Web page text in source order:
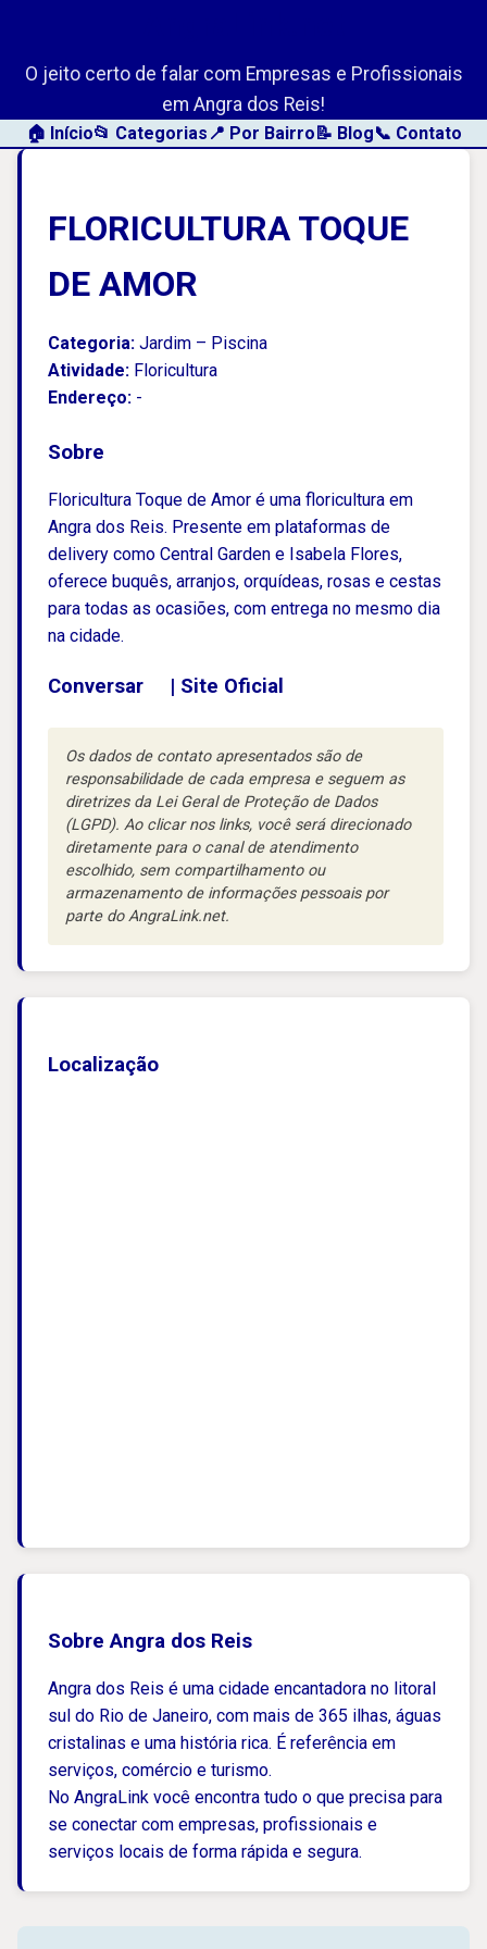
O jeito certo de falar com Empresas e Profissionais
em Angra dos Reis!
🏠 Início📂 Categorias 📍 Por Bairro📝 Blog📞 Contato
FLORICULTURA TOQUE
DE AMOR
Categoria: Jardim – Piscina
Atividade: Floricultura
Endereço: -
Sobre
Floricultura Toque de Amor é uma floricultura em
Angra dos Reis. Presente em plataformas de
delivery como Central Garden e Isabela Flores,
oferece buquês, arranjos, orquídeas, rosas e cestas
para todas as ocasiões, com entrega no mesmo dia
na cidade.
Conversar | Site Oficial
Os dados de contato apresentados são de
responsabilidade de cada empresa e seguem as
diretrizes da Lei Geral de Proteção de Dados
(LGPD). Ao clicar nos links, você será direcionado
diretamente para o canal de atendimento
escolhido, sem compartilhamento ou
armazenamento de informações pessoais por
parte do AngraLink.net.
Localização
Sobre Angra dos Reis
Angra dos Reis é uma cidade encantadora no litoral
sul do Rio de Janeiro, com mais de 365 ilhas, águas
cristalinas e uma história rica. É referência em
serviços, comércio e turismo.
No AngraLink você encontra tudo o que precisa para
se conectar com empresas, profissionais e
serviços locais de forma rápida e segura.